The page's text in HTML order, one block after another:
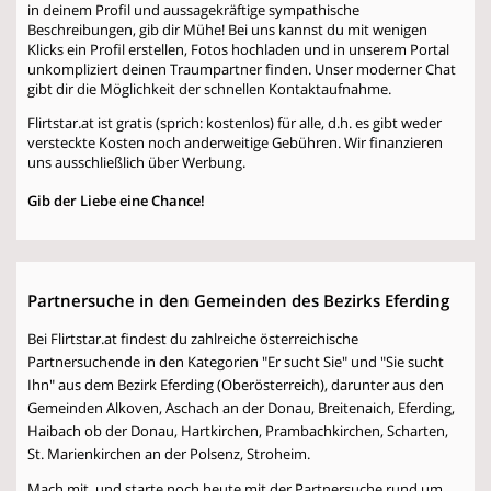
in deinem Profil und aussagekräftige sympathische
Beschreibungen, gib dir Mühe! Bei uns kannst du mit wenigen
Klicks ein Profil erstellen, Fotos hochladen und in unserem Portal
unkompliziert deinen Traumpartner finden. Unser moderner Chat
gibt dir die Möglichkeit der schnellen Kontaktaufnahme.
Flirtstar.at ist gratis (sprich: kostenlos) für alle, d.h. es gibt weder
versteckte Kosten noch anderweitige Gebühren. Wir finanzieren
uns ausschließlich über Werbung.
Gib der Liebe eine Chance!
Partnersuche in den Gemeinden des Bezirks Eferding
Bei Flirtstar.at findest du zahlreiche österreichische
Partnersuchende in den Kategorien "Er sucht Sie" und "Sie sucht
Ihn" aus dem Bezirk Eferding (Oberösterreich), darunter aus den
Gemeinden Alkoven, Aschach an der Donau, Breitenaich, Eferding,
Haibach ob der Donau, Hartkirchen, Prambachkirchen, Scharten,
St. Marienkirchen an der Polsenz, Stroheim.